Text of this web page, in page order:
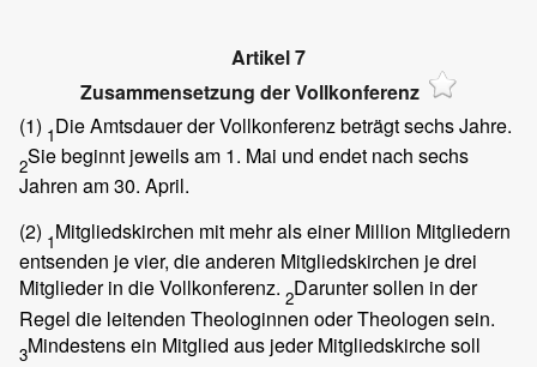
Artikel 7
Zusammensetzung der Vollkonferenz
(1) 1Die Amtsdauer der Vollkonferenz beträgt sechs Jahre.
2Sie beginnt jeweils am 1. Mai und endet nach sechs
Jahren am 30. April.
(2) 1Mitgliedskirchen mit mehr als einer Million Mitgliedern
entsenden je vier, die anderen Mitgliedskirchen je drei
Mitglieder in die Vollkonferenz. 2Darunter sollen in der
Regel die leitenden Theologinnen oder Theologen sein.
3Mindestens ein Mitglied aus jeder Mitgliedskirche soll